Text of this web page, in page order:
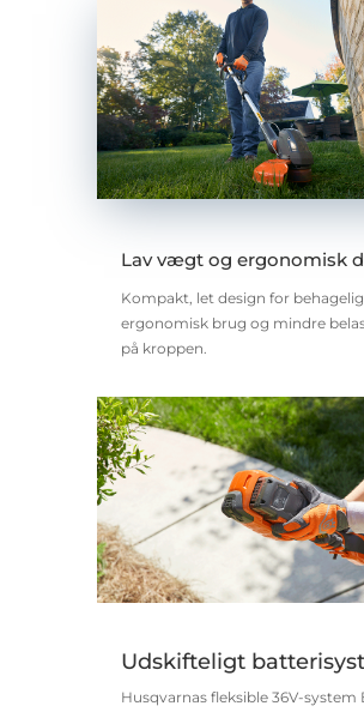
Lav vægt og ergonomisk
Kompakt, let design for
ergonomisk brug og mindre
på kroppen.
Udskifteligt
Husqvarnas fleksible 36V-system